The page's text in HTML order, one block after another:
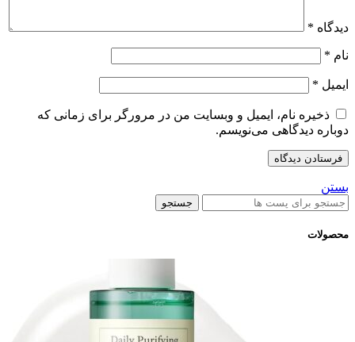
دیدگاه *
نام *
ایمیل *
ذخیره نام، ایمیل و وبسایت من در مرورگر برای زمانی که
دوباره دیدگاهی می‌نویسم.
بستن
جستجو
محصولات